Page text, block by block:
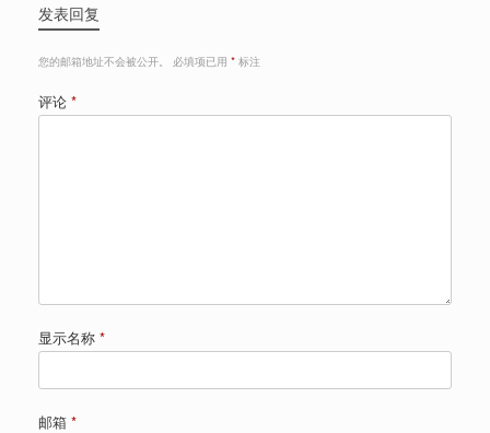
发表回复
您的邮箱地址不会被公开。 必填项已用 * 标注
评论 *
显示名称 *
邮箱 *